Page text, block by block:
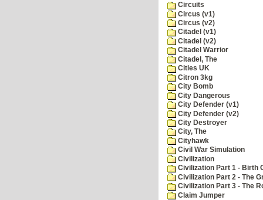
Circuits
Circus (v1)
Circus (v2)
Citadel (v1)
Citadel (v2)
Citadel Warrior
Citadel, The
Cities UK
Citron 3kg
City Bomb
City Dangerous
City Defender (v1)
City Defender (v2)
City Destroyer
City, The
Cityhawk
Civil War Simulation
Civilization
Civilization Part 1 - Birth
Civilization Part 2 - The
Civilization Part 3 - The
Claim Jumper